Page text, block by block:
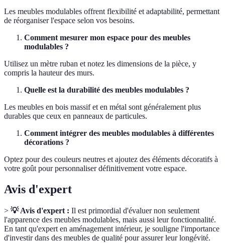
Les meubles modulables offrent flexibilité et adaptabilité, permettant
de réorganiser l'espace selon vos besoins.
Comment mesurer mon espace pour des meubles
modulables ?
Utilisez un mètre ruban et notez les dimensions de la pièce, y
compris la hauteur des murs.
Quelle est la durabilité des meubles modulables ?
Les meubles en bois massif et en métal sont généralement plus
durables que ceux en panneaux de particules.
Comment intégrer des meubles modulables à différentes
décorations ?
Optez pour des couleurs neutres et ajoutez des éléments décoratifs à
votre goût pour personnaliser définitivement votre espace.
Avis d'expert
> 💡 Avis d'expert : Il est primordial d'évaluer non seulement
l'apparence des meubles modulables, mais aussi leur fonctionnalité.
En tant qu'expert en aménagement intérieur, je souligne l'importance
d'investir dans des meubles de qualité pour assurer leur longévité.